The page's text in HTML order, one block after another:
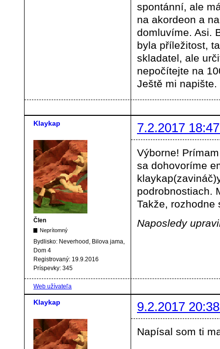
spontánní, ale
na akordeon a
domluvíme. Asi.
byla příležitost,
skladatel, ale
nepočítejte na
Ještě mi napište.
Klaykap 7.2.2017
Člen
Neprítomný
Bydlisko: Neverhood, Bilova jama,
Dom 4
Registrovaný: 19.9.2016
Príspevky: 345
Výborne!
sa dohovoríme
podrobnostiach.
Takže, rozhodne
Naposledy
Web užívateľa
Klaykap 9.2.2017
Napísal som ti